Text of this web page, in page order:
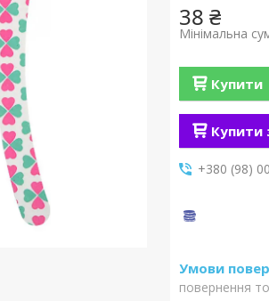
38 ₴
Мінімальна
Купити
Купити
+380 (98)
повернення